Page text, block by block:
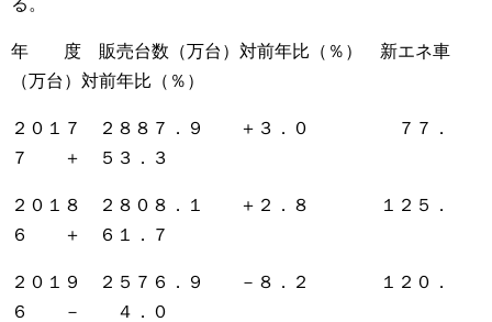
る。
年 度 販売台数（万台）対前年比（％） 新エネ車
（万台）対前年比（％）
２０１７ ２８８７．９ ＋３．０ ７７．
７ ＋ ５３．３
２０１８ ２８０８．１ ＋２．８ １２５．
６ ＋ ６１．７
２０１９ ２５７６．９ －８．２ １２０．
６ － ４．０